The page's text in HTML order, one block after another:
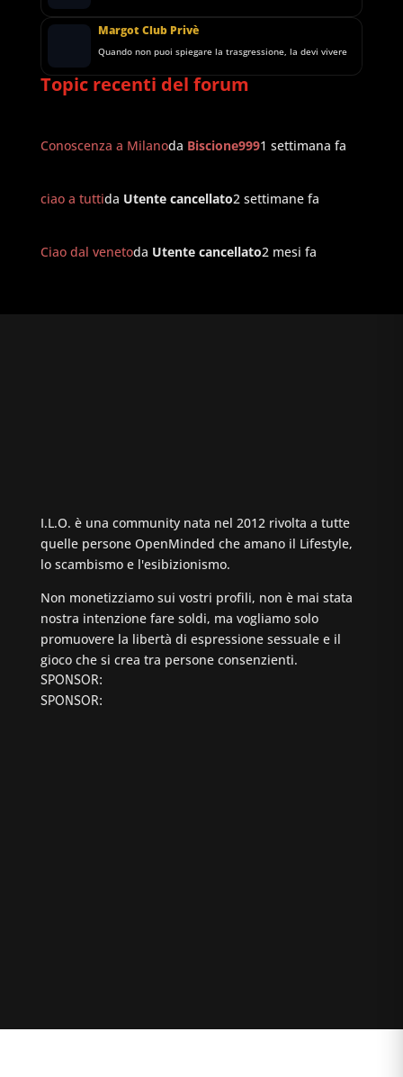
Margot Club Privè
Quando non puoi spiegare la trasgressione, la devi vivere
Topic recenti del forum
Conoscenza a Milanoda Biscione9991 settimana fa
ciao a tuttida Utente cancellato2 settimane fa
Ciao dal venetoda Utente cancellato2 mesi fa
I.L.O. è una community nata nel 2012 rivolta a tutte
quelle persone OpenMinded che amano il Lifestyle,
lo scambismo e l'esibizionismo.
Non monetizziamo sui vostri profili, non è mai stata
nostra intenzione fare soldi, ma vogliamo solo
promuovere la libertà di espressione sessuale e il
gioco che si crea tra persone consenzienti.
SPONSOR:
SPONSOR: